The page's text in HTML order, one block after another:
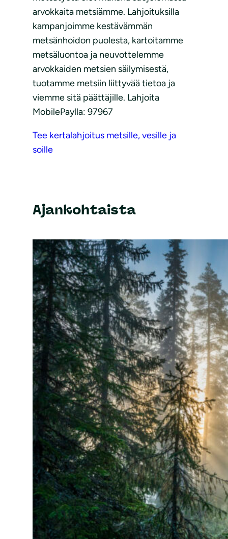
arvokkaita metsiämme. Lahjoituksilla
kampanjoimme kestävämmän
metsänhoidon puolesta, kartoitamme
metsäluontoa ja neuvottelemme
arvokkaiden metsien säilymisestä,
tuotamme metsiin liittyvää tietoa ja
viemme sitä päättäjille. Lahjoita
MobilePaylla: 97967
Tee kertalahjoitus metsille, vesille ja
soille
Ajankohtaista